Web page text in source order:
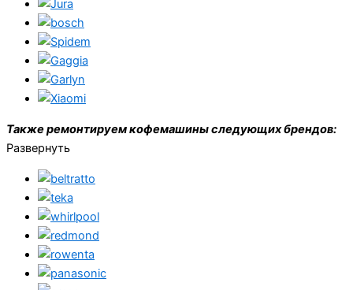
Также ремонтируем кофемашины следующих брендов:
Развернуть